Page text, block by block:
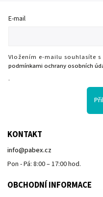
E-mail
Vložením e-mailu souhlasíte s
podmínkami ochrany osobních
.
KONTAKT
info@pabex.cz
Pon - Pá: 8:00 – 17:00 hod.
OBCHODNÍ INFORMACE